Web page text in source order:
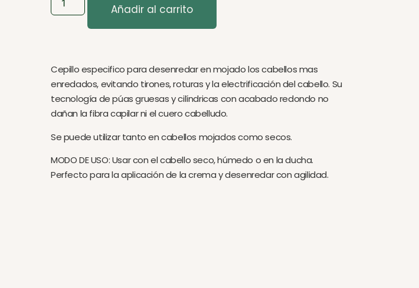
Añadir al carrito
Cepillo especifico para desenredar en mojado los cabellos mas
enredados, evitando tirones, roturas y la electrificación del cabello. Su
tecnología de púas gruesas y cilíndricas con acabado redondo no
dañan la fibra capilar ni el cuero cabelludo.
Se puede utilizar tanto en cabellos mojados como secos.
MODO DE USO: Usar con el cabello seco, húmedo o en la ducha.
Perfecto para la aplicación de la crema y desenredar con agilidad.